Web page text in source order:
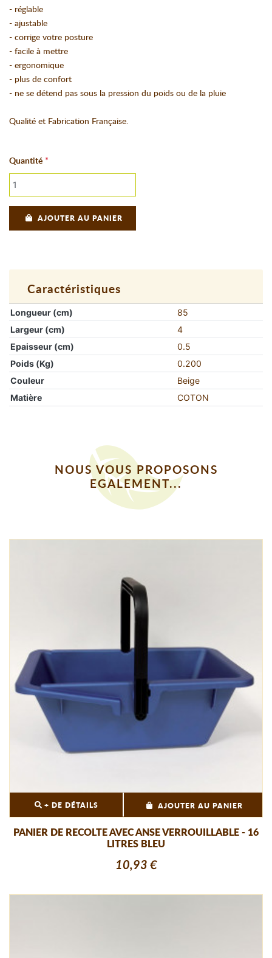
- réglable
- ajustable
- corrige votre posture
- facile à mettre
- ergonomique
- plus de confort
- ne se détend pas sous la pression du poids ou de la pluie
Qualité et Fabrication Française.
Quantité
AJOUTER AU PANIER
Caractéristiques
Longueur (cm)
85
Largeur (cm)
4
Epaisseur (cm)
0.5
Poids (Kg)
0.200
Couleur
Beige
Matière
COTON
NOUS VOUS PROPOSONS
EGALEMENT...
+ DE DÉTAILS AJOUTER AU PANIER
PANIER DE RECOLTE AVEC ANSE VERROUILLABLE - 16
LITRES BLEU
10,93 €